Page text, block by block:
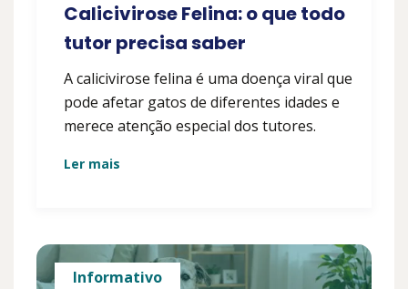
Calicivirose Felina: o que todo
tutor precisa saber
A calicivirose felina é uma doença viral que
pode afetar gatos de diferentes idades e
merece atenção especial dos tutores.
Ler mais
Informativo